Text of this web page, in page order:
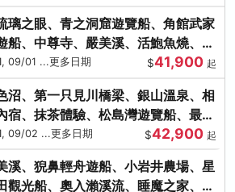
璃之眼、青之洞窟遊覽船、角館武家
船、中尊寺、嚴美溪、活鮑魚燒、烤
09/01 ...更多日期 $41,900 起
沼、第一只見川橋梁、銀山溫泉、相
宿、抹茶體驗、松島灣遊覽船、最上
09/02 ...更多日期 $42,900 起
溪、猊鼻輕舟遊船、小岩井農場、星
觀光船、奧入瀨溪流、睡魔之家、朱